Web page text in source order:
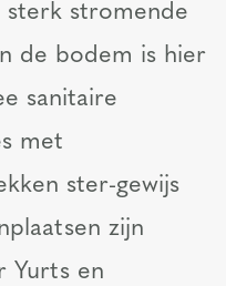
sterk stromende
de bodem is hier
sanitaire
met
ster-gewijs
zijn
Yurts en